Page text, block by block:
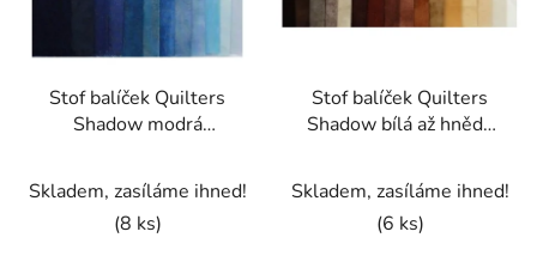
Stof balíček Quilters
Shadow modrá
patchwork
Skladem, zasíláme ihned!
(8 ks)
Stof balíček Quilters
Shadow bílá až hnědá
patchwork
Skladem, zasíláme ihned!
(6 ks)